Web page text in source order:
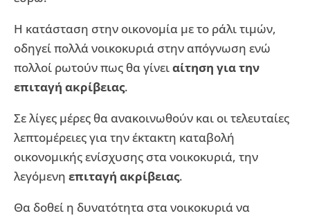
Η κατάσταση στην οικονομία με το ράλι τιμών,
οδηγεί πολλά νοικοκυριά στην απόγνωση ενώ
πολλοί ρωτούν πως θα γίνειαίτηση για την
επιταγή ακρίβειας.
Σε λίγες μέρες θα ανακοινωθούν και οι τελευταίες
λεπτομέρειες για την έκτακτη καταβολή
οικονομικής ενίσχυσης στα νοικοκυριά, την
λεγόμενη επιταγή ακρίβειας.
Θα δοθεί η δυνατότητα στα νοικοκυριά να